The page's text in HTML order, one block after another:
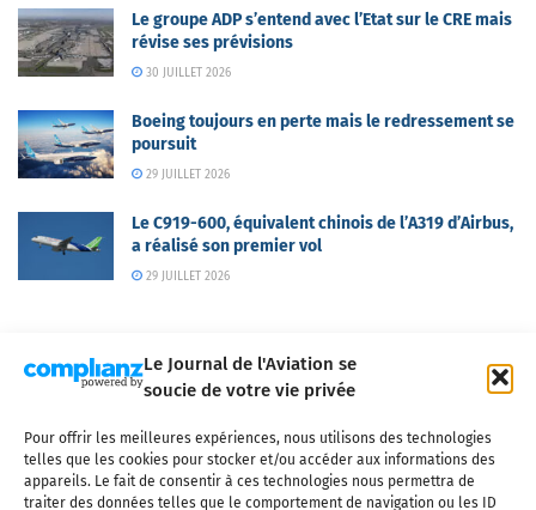
Le Journal de l'Aviation se
soucie de votre vie privée
Pour offrir les meilleures expériences, nous utilisons des technologies
telles que les cookies pour stocker et/ou accéder aux informations des
appareils. Le fait de consentir à ces technologies nous permettra de
traiter des données telles que le comportement de navigation ou les ID
Le groupe ADP s’entend avec l’Etat sur le CRE mais
révise ses prévisions
30 JUILLET 2026
Boeing toujours en perte mais le redressement se
poursuit
29 JUILLET 2026
Le C919-600, équivalent chinois de l’A319 d’Airbus,
a réalisé son premier vol
29 JUILLET 2026
Qui sommes-nous ? Nous contacter
Partenaires
Mentions légales
CGV Politique de confidentialité Cookies